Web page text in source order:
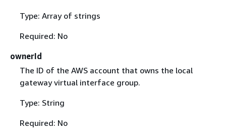
Type: Array of strings
Required: No
ownerId
The ID of the AWS account that owns the local
gateway virtual interface group.
Type: String
Required: No